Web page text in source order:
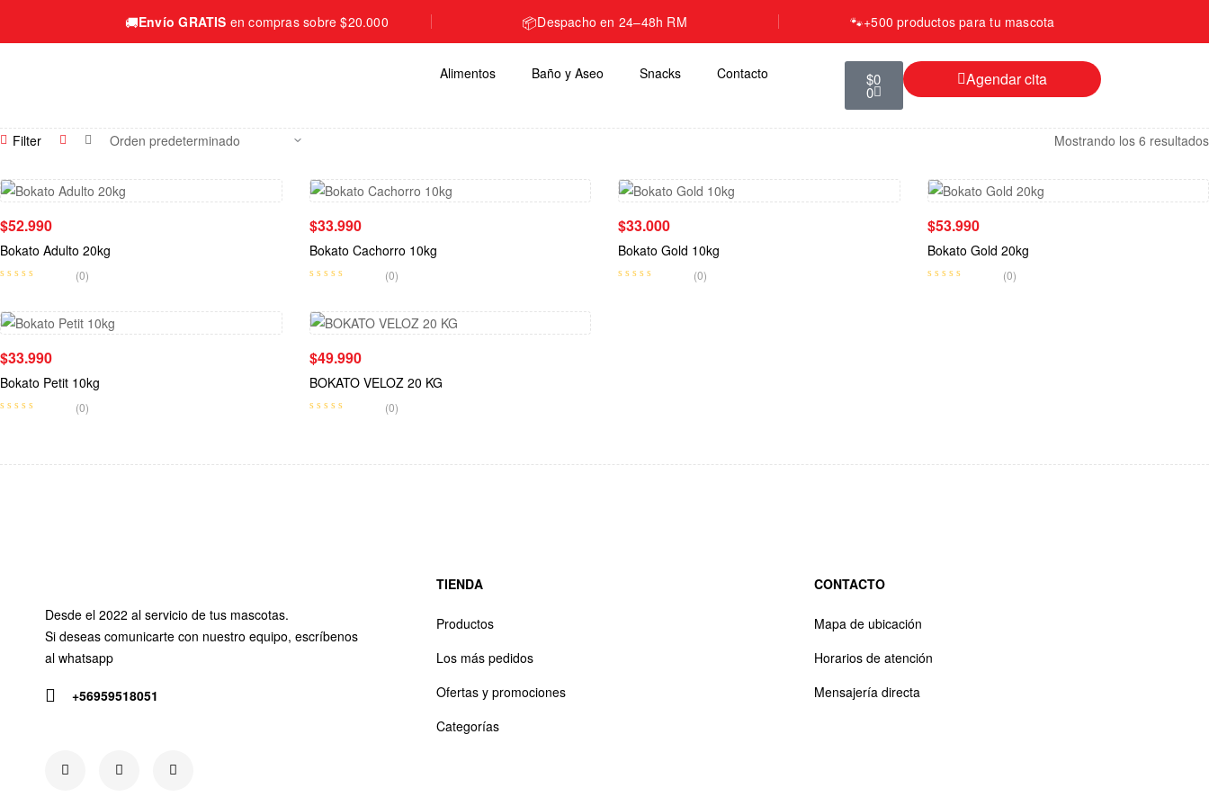
🚚Envío GRATIS en compras sobre $20.000 📦Despacho en 24–48h RM 🐾+500 productos para tu mascota
Alimentos Baño y Aseo Snacks Contacto $0
0
Agendar cita
Filter Mostrando los 6 resultados
$52.990
Bokato Adulto 20kg
(0)
$33.990
Bokato Cachorro 10kg
(0)
$33.000
Bokato Gold 10kg
(0)
$53.990
Bokato Gold 20kg
(0)
$33.990
Bokato Petit 10kg
(0)
$49.990
BOKATO VELOZ 20 KG
(0)
Desde el 2022 al servicio de tus mascotas.
Si deseas comunicarte con nuestro equipo, escríbenos
al whatsapp
+56959518051
TIENDA
Productos
Los más pedidos
Ofertas y promociones
Categorías
CONTACTO
Mapa de ubicación
Horarios de atención
Mensajería directa